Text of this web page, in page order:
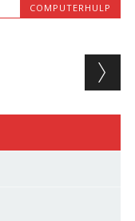
COMPUTERHULP